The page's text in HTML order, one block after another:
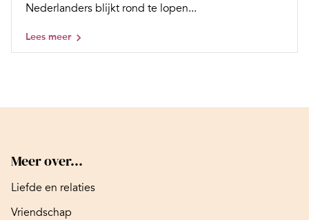
Nederlanders blijkt rond te lopen...
Lees meer
Meer over...
Liefde en relaties
Vriendschap